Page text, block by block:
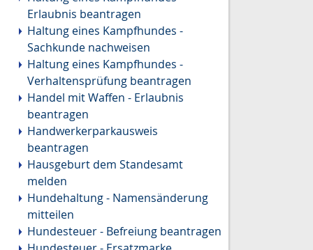
Erlaubnis beantragen
Haltung eines Kampfhundes -
Sachkunde nachweisen
Haltung eines Kampfhundes -
Verhaltensprüfung beantragen
Handel mit Waffen - Erlaubnis
beantragen
Handwerkerparkausweis
beantragen
Hausgeburt dem Standesamt
melden
Hundehaltung - Namensänderung
mitteilen
Hundesteuer - Befreiung beantragen